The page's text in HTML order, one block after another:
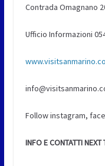
Contrada Omagnano
Ufficio Informazioni
Follow instagram,
INFO E CONTATTI NEXT